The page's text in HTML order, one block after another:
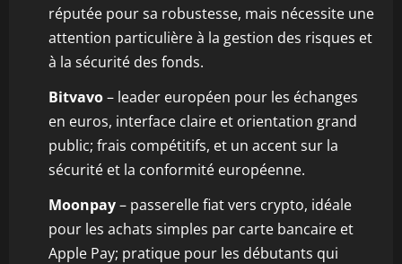
réputée pour sa robustesse, mais nécessite une
attention particulière à la gestion des risques et
à la sécurité des fonds.
Bitvavo– leader européen pour les échanges
en euros, interface claire et orientation grand
public; frais compétitifs, et un accent sur la
sécurité et la conformité européenne.
Moonpay– passerelle fiat vers crypto, idéale
pour les achats simples par carte bancaire et
Apple Pay; pratique pour les débutants qui